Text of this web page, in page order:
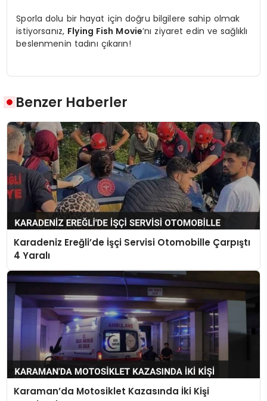
Sporla dolu bir hayat için doğru bilgilere sahip olmak
istiyorsanız, Flying Fish Movie’nı ziyaret edin ve sağlıklı
beslenmenin tadını çıkarın!
Benzer Haberler
Karadeniz Ereğli’de İşçi Servisi Otomobille Çarpıştı
4 Yaralı
Karaman’da Motosiklet Kazasında İki Kişi